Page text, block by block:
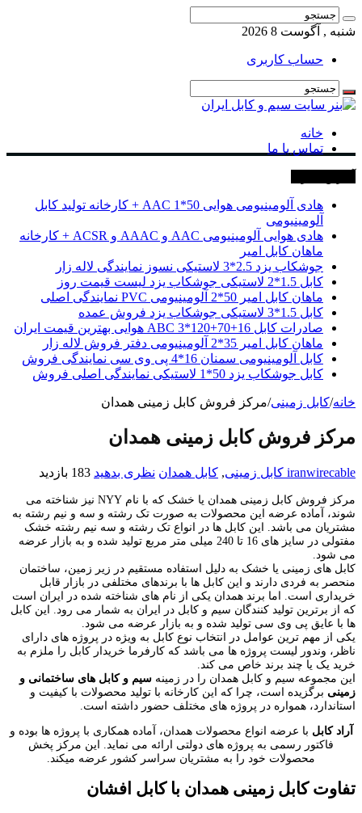
شنبه , آگوست 8 2026
حساب کاربری
خانه
تماس با ما
هادی آلومینیومی هوایی 50*1 AAC + کارخانه تولید کابل
آلومینیومی
هادی هوایی آلومینیومی AAC و AAAC و ACSR + کارخانه
ماهان کابل امیر
جوشکاب یزد 2.5*3 لاستیکی نسوز نمایندگی لاله زار
کابل 1.5*2 لاستیکی جوشکاب یزد لیست قیمت روز
ماهان کابل امیر 50*2 آلومینیومی PVC نمایندگی اصلی
کابل 1.5*3 لاستیکی جوشکاب یزد فروش عمده
صادرات کابل 16+70+120*3 ABC هوایی بهترین قیمت ایران
ماهان کابل امیر 35*2 آلومینیومی دفتر فروش لاله زار
کابل آلومینیومی سمنان 16*4 پی وی سی نمایندگی فروش
کابل جوشکاب یزد 50*1 لاستیکی نمایندگی اصلی فروش
خانه/کابل زمینی/مرکز فروش کابل زمینی همدان
مرکز فروش کابل زمینی همدان
iranwirecable کابل زمینی, کابل همدان نظری بدهید 183 بازدید
مرکز فروش کابل زمینی همدان یا خشک که با نام NYY نیز شناخته می
شوند، آماده عرضه این محصولات به صورت تک رشته و سه و نیم رشته به
مشتریان می باشد. این کابل ها در انواع تک رشته و سه نیم رشته خشک
مفتولی در سایز های 16 تا 240 میلی متر مربع تولید شده و به بازار عرضه
می شود.
کابل های زمینی یا خشک به دلیل استفاده مستقیم در زیر زمین، ساختمان
منحصر به فردی دارند و این کابل ها با برندهای مختلفی در بازار قابل
خریداری است. اما برند همدان یکی از نام های شناخته شده در ایران است
که از برترین تولید کنندگان سیم و کابل در ایران به شمار می رود. این کابل
ها با عایق پی وی سی تولید شده و به بازار عرضه می شود.
یکی از مهم ترین عوامل در انتخاب نوع کابل به ویژه در پروژه های دارای
ناظر، وندور لیست پروژه ها می باشد که کارفرما خریدار کابل را ملزم به
خرید یک یا چند برند خاص می کند.
این مجموعه سیم و کابل همدان را در زمینه سیم و کابل های ساختمانی و
زمینی برگزیده است، چرا که این کارخانه با تولید محصولات با کیفیت و
استاندارد، همواره در پروژه های مختلف حضور داشته است.
آراد کابل با عرضه انواع محصولات همدان، آماده همکاری با پروژه ها بوده و
فاکتور رسمی به پروژه های دولتی ارائه می نماید. این مرکز پخش
محصولات خود را به مشتریان سراسر کشور عرضه میکند.
تفاوت کابل زمینی همدان با کابل افشان